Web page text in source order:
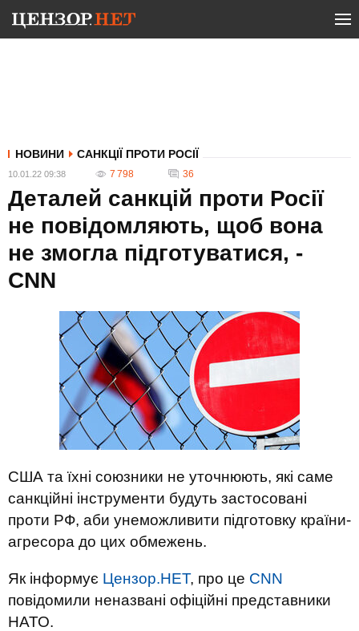
НОВИНИ САНКЦІЇ ПРОТИ РОСІЇ
10.01.22 09:38 7 798 36
Деталей санкцій проти Росії
не повідомляють, щоб вона
не змогла підготуватися, -
CNN
США та їхні союзники не уточнюють, які саме
санкційні інструменти будуть застосовані
проти РФ, аби унеможливити підготовку країни-
агресора до цих обмежень.
Як інформує Цензор.НЕТ, про це CNN
повідомили неназвані офіційні представники
НАТО.